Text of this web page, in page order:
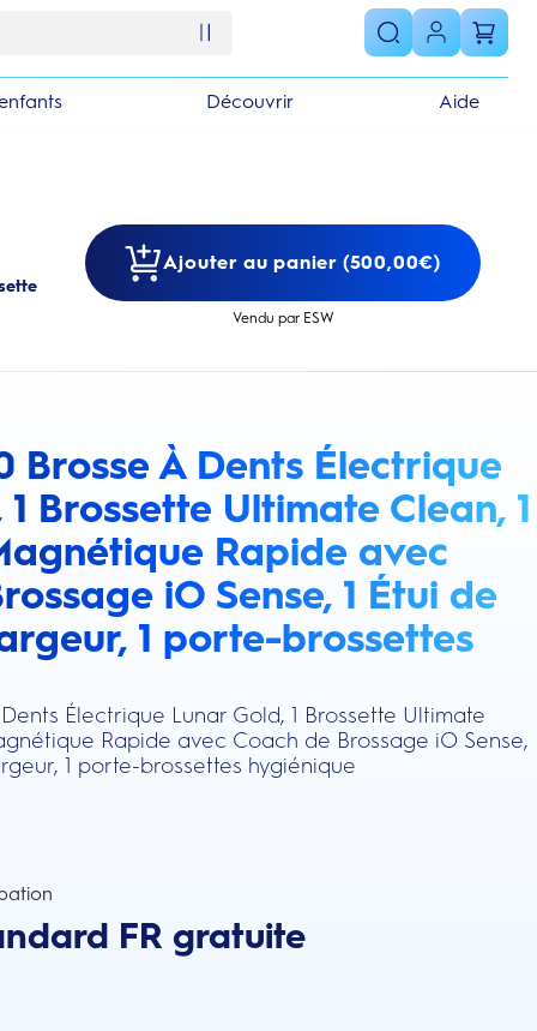
Découvrir Aide
Ajouter au panier (500,00€)
Vendu par ESW
Brosse À Dents Électrique
Brossette Ultimate Clean, 1
Rapide avec
iO Sense, 1 Étui de
1 porte-brossettes
Électrique Lunar Gold, 1 Brossette Ultimate
Rapide avec Coach de Brossage iO Sense,
1 porte-brossettes hygiénique
FR gratuite